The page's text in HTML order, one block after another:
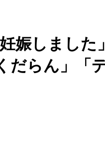
娠しました
らん」「